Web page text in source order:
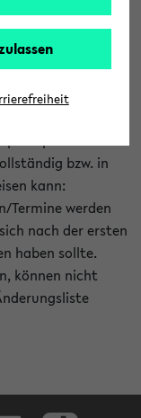
und nicht
kann nur
den Lehrenden
diese Änderungen
bzw. in
kann:
Termine werden
nach der ersten
haben sollte.
können nicht